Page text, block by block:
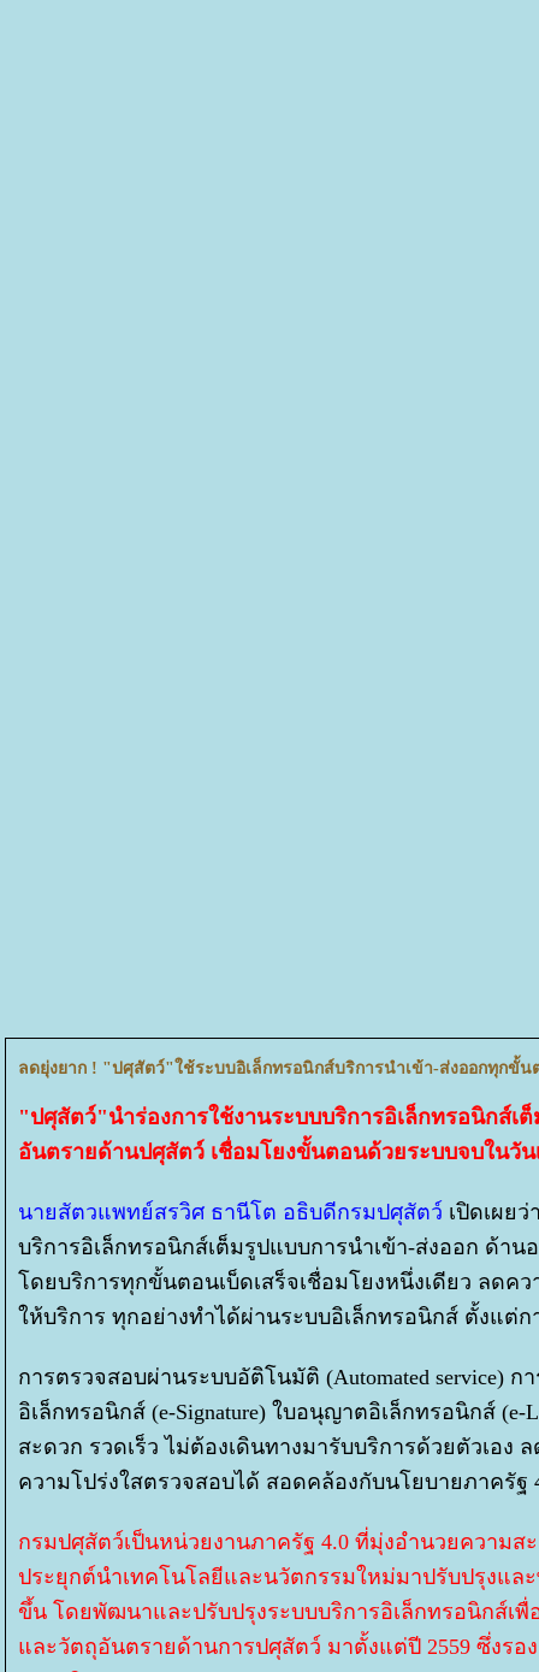
ลดยุ่งยาก ! "ปศุสัตว์"ใช้ระบบอิเล็กทรอนิกส์บริการนำเข้า-ส่งออกทุกขั้น
"ปศุสัตว์"นำร่องการใช้งานระบบบริการอิเล็กทรอนิกส์เ
อันตรายด้านปศุสัตว์ เชื่อมโยงขั้นตอนด้วยระบบจบในวัน
นายสัตวแพทย์สรวิศ ธานีโต อธิบดีกรมปศุสัตว์ เปิดเผย
บริการอิเล็กทรอนิกส์เต็มรูปแบบการนำเข้า-ส่งออก ด้า
ดยบริการทุกขั้นตอนเบ็ดเสร็จเชื่อมโยงหนึ่งเดียว ลดค
ห้บริการ ทุกอย่างทำได้ผ่านระบบอิเล็กทรอนิกส์ ตั้งแต่
การตรวจสอบผ่านระบบอัติโนมัติ (Automated service) ก
อิเล็กทรอนิกส์ (e-Signature) ใบอนุญาตอิเล็กทรอนิกส์
สะดวก รวดเร็ว ไม่ต้องเดินทางมารับบริการด้วยตัวเอง
ความโปร่งใสตรวจสอบได้ สอดคล้องกับนโยบายภาครัฐ
กรมปศุสัตว์เป็นหน่วยงานภาครัฐ 4.0 ที่มุ่งอำนวยความ
ประยุกต์นำเทคโนโลยีและนวัตกรรมใหม่มาปรับปรุงแ
ขึ้น โดยพัฒนาและปรับปรุงระบบบริการอิเล็กทรอนิกส์เ
ละวัตถุอันตรายด้านการปศุสัตว์ มาตั้งแต่ปี 2559 ซึ่งรอ